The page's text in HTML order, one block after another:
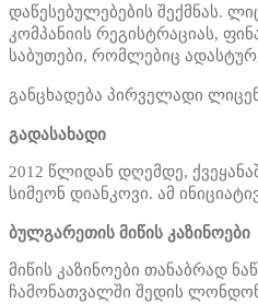
დაწესებულებების შექმნას.
კომპანიის რეგისტრაციას,
საბუთები, რომლებიც
განცხადება პირველადი
გადასახადი
2012 წლიდან დღემდე,
სიმეონ დიანკოვი. ამ
ბულგარეთის მიწის კაზინოები
მიწის კაზინოები თანაბრად
ჩამონათვალში შედის